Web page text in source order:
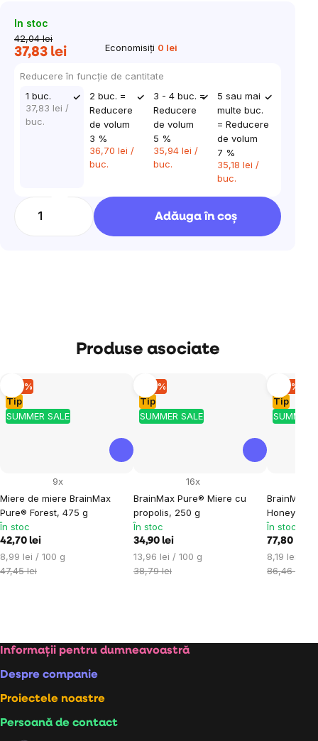
In stoc
42,04 lei
37,83 leiEvaluare
preţ:
Economisiţi 0 lei
Adăuga în coş
Reducere în funcţie de cantitate
1 buc.
37,83 lei /
buc.
2 buc. =
Reducere
de volum
3 %
36,70 lei /
buc.
3 - 4 buc. =
Reducere
de volum
5 %
35,94 lei /
buc.
5 sau mai
multe buc.
= Reducere
de volum
7 %
35,18 lei /
buc.
Produse asociate
Tip
SUMMER SALE
–10 %
Miere de miere BrainMax
Pure® Forest, 475 g
9x
În stoc
42,70 lei
Evaluare
preţ:
8,99 lei / 100 g
47,45 lei
Tip
SUMMER SALE
–10 %
BrainMax Pure® Miere cu
propolis, 250 g
16x
În stoc
34,90 lei
Evaluare
preţ:
13,96 lei / 100 g
38,79 lei
Tip
SUMMER
–10 %
BrainMax
Honeydew
În stoc
77,80 lei
Evaluare
preţ:
8,19 lei /
86,46 lei
Subsol
Informații pentru dumneavoastră
Despre companie
Proiectele noastre
Persoană de contact